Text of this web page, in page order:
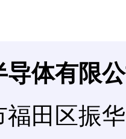
体有限
福田区振